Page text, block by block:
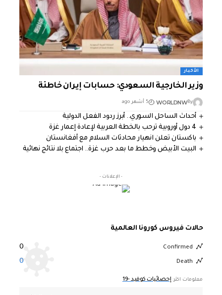
الأخبار
وزير الخارجية السعودي: حسابات إيران خاطئة
By
WORLDNW 5 أشهر ago
أحداث الساحل السوري.. أبرز ردود الفعل الدولية
4 دول أوروبية ترحب بالخطة العربية لإعادة إعمار غزة
باكستان تعلن انهيار محادثات السلام مع أفغانستان
البيت الأبيض وخطط ما بعد حرب غزة.. اجتماع بلا نتائج نهائية
- الإعلانات -
حالات فيروس كورونا العالمية
Confirmed
0
Death
0
معلومات اكثر:إحصائيات كوفيد -19